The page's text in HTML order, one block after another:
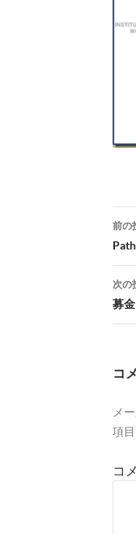
投
稿
ナ
ビ
ゲ
ョ
前の
次の
募
コ
メ
項
コ